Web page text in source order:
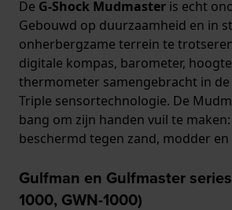
De G-Shock Mudmaster is echt
Gebouwd op duurzaamheid en in
onherbergzame terrein te
digitale kompas, barometer,
thermometer samengebracht in de
Triple sensortechnologie. De
bang om zijn handen vuil te
beschermd tegen zand, modder en
Gulfman en Gulfmaster
1000, GWN-1000)